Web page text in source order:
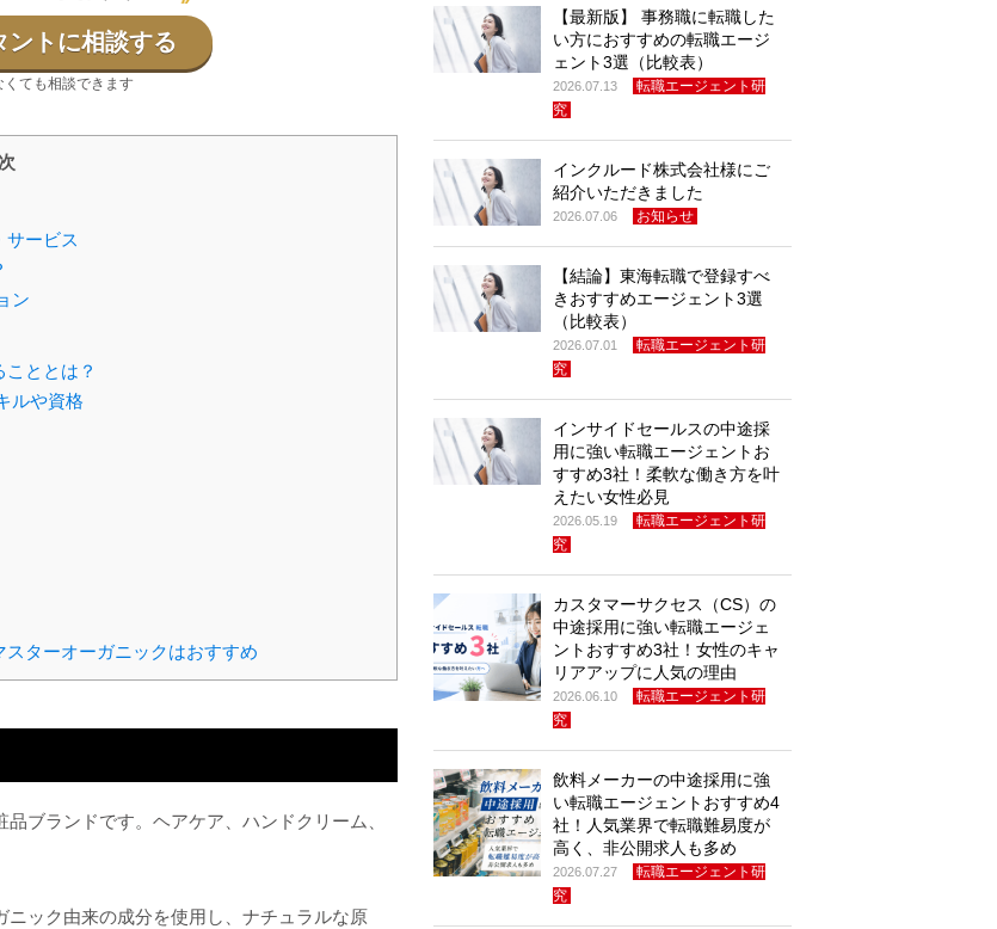
ントに相談する
ても相談できます
サービス
ン
ととは？
ルや資格
ターオーガニックはおすすめ
ブランドです。ヘアケア、ハンドクリーム、
ック由来の成分を使用し、ナチュラルな原
【最新版】 事務職に転職した
い方におすすめの転職エージ
ェント3選（比較表）
2026.07.13
転職エージェント研
究
インクルード株式会社様にご
紹介いただきました
2026.07.06 お知らせ
【結論】東海転職で登録すべ
きおすすめエージェント3選
（比較表）
2026.07.01
転職エージェント研
究
インサイドセールスの中途採
用に強い転職エージェントお
すすめ3社！柔軟な働き方を叶
えたい女性必見
2026.05.19
転職エージェント研
究
カスタマーサクセス（CS）の
中途採用に強い転職エージェ
ントおすすめ3社！女性のキャ
リアアップに人気の理由
2026.06.10
転職エージェント研
究
飲料メーカーの中途採用に強
い転職エージェントおすすめ4
社！人気業界で転職難易度が
高く、非公開求人も多め
2026.07.27
転職エージェント研
究